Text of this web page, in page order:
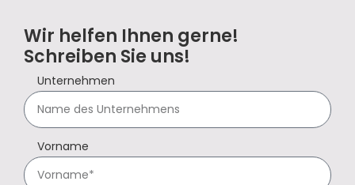
Wir helfen Ihnen gerne!
Schreiben Sie uns!
Unternehmen
Vorname